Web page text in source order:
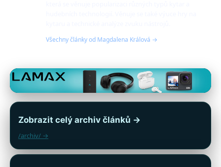
Všechny články od Magdalena Králová →
Zobrazit celý archiv článků →
/archiv/ →